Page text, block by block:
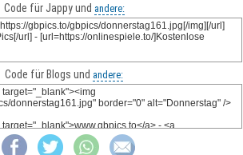
Code für Jappy und andere:
Code für Blogs und andere: